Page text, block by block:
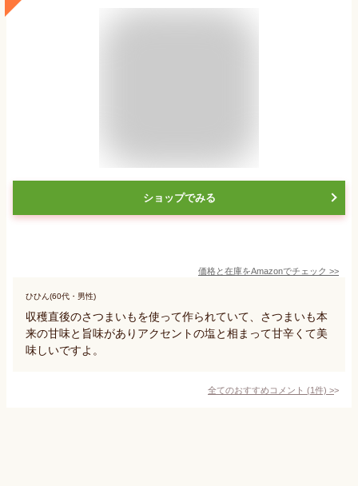
ショップでみる
価格と在庫をAmazonでチェック >>
ひひん(60代・男性)
収穫直後のさつまいもを使って作られていて、さつまいも本
来の甘味と旨味がありアクセントの塩と相まって甘辛くて美
味しいですよ。
全てのおすすめコメント (1件) >